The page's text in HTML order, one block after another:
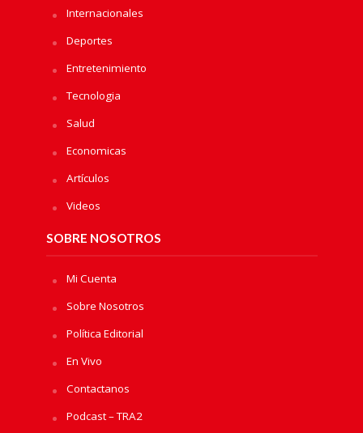
Internacionales
Deportes
Entretenimiento
Tecnologia
Salud
Economicas
Artículos
Videos
SOBRE NOSOTROS
Mi Cuenta
Sobre Nosotros
Política Editorial
En Vivo
Contactanos
Podcast – TRA2